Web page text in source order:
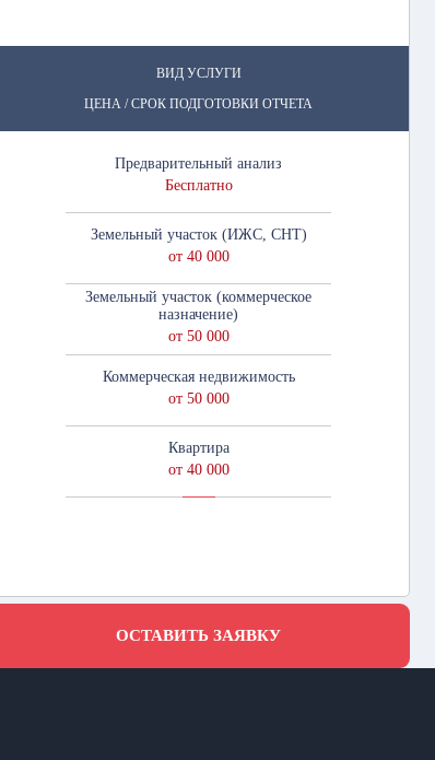
ВИД УСЛУГИ
ЦЕНА / СРОК ПОДГОТОВКИ ОТЧЕТА
Предварительный анализ
Бесплатно
Земельный участок (ИЖС, СНТ)
от 40 000
Земельный участок (коммерческое
назначение)
от 50 000
Коммерческая недвижимость
от 50 000
Квартира
от 40 000
ОСТАВИТЬ ЗАЯВКУ